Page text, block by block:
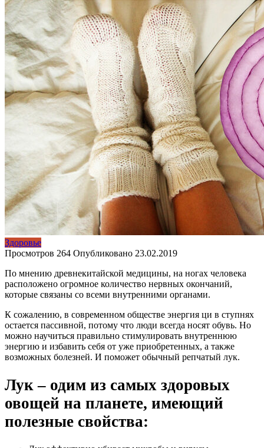
Здоровье
Просмотров 264 Опубликовано 23.02.2019
По мнению древнекитайской медицины, на ногах человека
расположено огромное количество нервных окончаний,
которые связаны со всеми внутренними органами.
К сожалению, в современном обществе энергия ци в ступнях
остается пассивной, потому что люди всегда носят обувь. Но
можно научиться правильно стимулировать внутреннюю
энергию и избавить себя от уже приобретенных, а также
возможных болезней. И поможет обычный репчатый лук.
Лук – одим из самых здоровых
овощей на планете, имеющий
полезные свойства: